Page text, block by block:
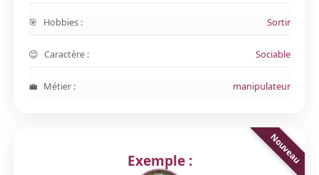
Hobbies : Sortir
Caractère : Sociable
Métier : manipulateur
Exemple :